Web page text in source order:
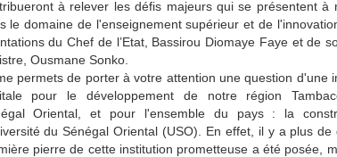
à relever les défis majeurs qui se présentent à
le domaine de l'enseignement supérieur et de
du Chef de l’Etat, Bassirou Diomaye Faye et de
Ousmane Sonko.
permets de porter à votre attention une question d'une
pour le développement de notre région
Oriental, et pour l'ensemble du pays : la
du Sénégal Oriental (USO). En effet, il y a plus de
pierre de cette institution prometteuse a été posée,